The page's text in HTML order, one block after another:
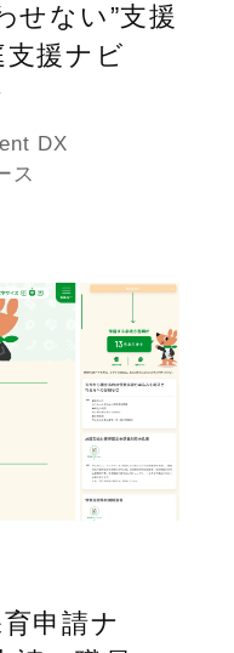
せない”支援
援ナビ
DX
ス
申請ナ